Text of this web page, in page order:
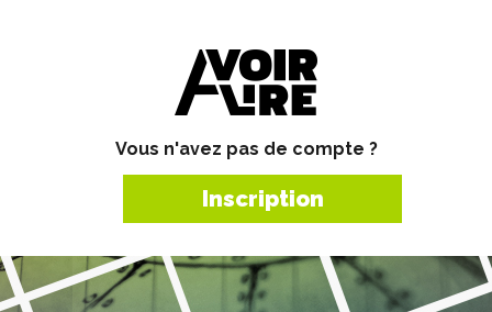
Vous n'avez pas de compte ?
Inscription